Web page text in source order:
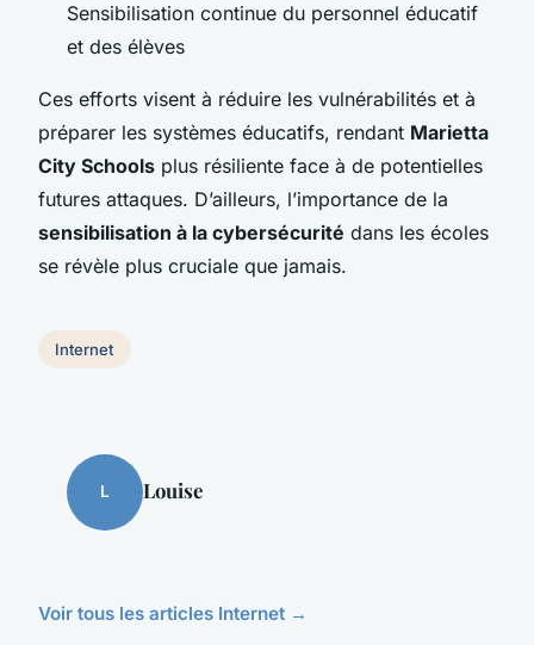
Sensibilisation continue du personnel éducatif
et des élèves
Ces efforts visent à réduire les vulnérabilités et à
préparer les systèmes éducatifs, rendant Marietta
City Schools plus résiliente face à de potentielles
futures attaques. D’ailleurs, l’importance de la
sensibilisation à la cybersécurité dans les écoles
se révèle plus cruciale que jamais.
Internet
L Louise
Voir tous les articles Internet →